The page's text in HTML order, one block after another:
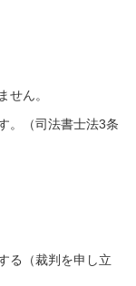
せん。
。（司法書士法3条
る（裁判を申し立